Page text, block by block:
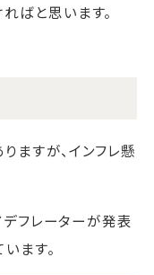
ばと思います。
ますが、インフレ懸
フレーターが発表
ます。